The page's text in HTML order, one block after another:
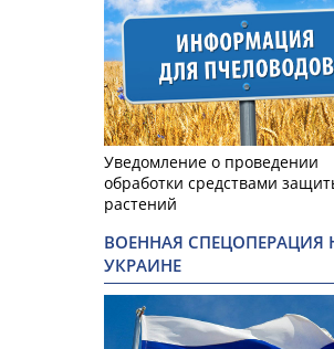
Уведомление о проведении
обработки средствами
растений
ВОЕННАЯ СПЕЦОПЕРАЦИЯ
УКРАИНЕ